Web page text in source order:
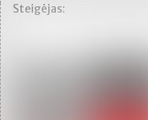
Steigėjas: